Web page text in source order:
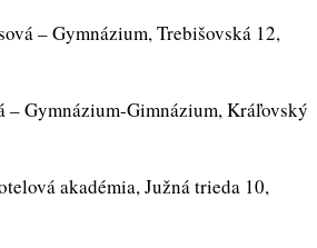
– Gymnázium, Trebišovská 12,
– Gymnázium-Gimnázium, Kráľovský
akadémia, Južná trieda 10,